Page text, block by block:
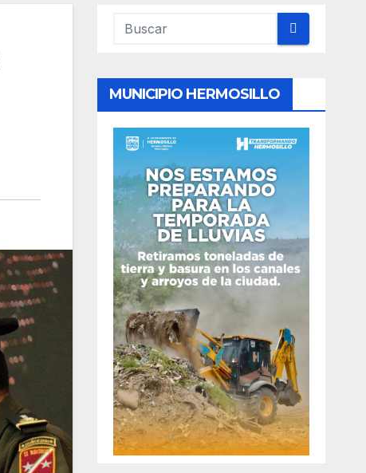
MUNICIPIO HERMOSILLO